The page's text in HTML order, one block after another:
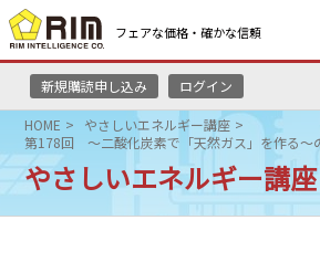
フェアな価格・確かな信頼
新規購読申し込み ログイン
MENU
更新 はじめて
HOME
マーケットニュース
HOME
やさしいエネルギー講座
第178回 ～二酸化炭素で「天然ガス」を作る～
やさしいエネルギー講座